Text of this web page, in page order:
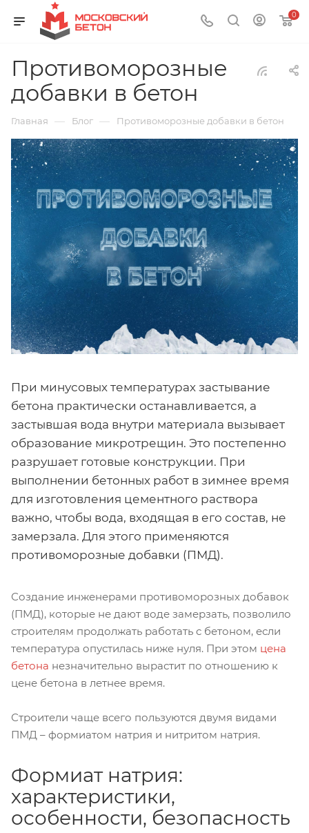
0
Противоморозные
добавки в бетон
Главная — Блог — Противоморозные добавки в бетон
При минусовых температурах застывание
бетона практически останавливается, а
застывшая вода внутри материала вызывает
образование микротрещин. Это постепенно
разрушает готовые конструкции. При
выполнении бетонных работ в зимнее время
для изготовления цементного раствора
важно, чтобы вода, входящая в его состав, не
замерзала. Для этого применяются
противоморозные добавки (ПМД).
Создание инженерами противоморозных добавок
(ПМД), которые не дают воде замерзать, позволило
строителям продолжать работать с бетоном, если
температура опустилась ниже нуля. При этом цена
бетона незначительно вырастит по отношению к
цене бетона в летнее время.
Строители чаще всего пользуются двумя видами
ПМД – формиатом натрия и нитритом натрия.
Формиат натрия:
характеристики,
особенности, безопасность